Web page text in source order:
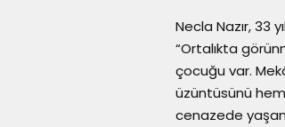
Necla Nazır, 33
“Ortalıkta
çocuğu var.
üzüntüsünü
cenazede